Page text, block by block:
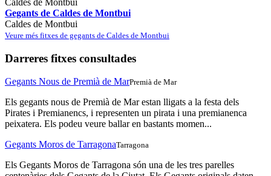
Gegants de Caldes de Montbui
Caldes de Montbui
Veure més fitxes de gegants de Caldes de Montbui
Darreres fitxes consultades
Gegants Nous de Premià de MarPremià de Mar
Els gegants nous de Premià de Mar estan lligats a la festa dels
Pirates i Premianencs, i representen un pirata i una premianenca
peixatera. Els podeu veure ballar en bastants momen...
Gegants Moros de TarragonaTarragona
Els Gegants Moros de Tarragona són una de les tres parelles